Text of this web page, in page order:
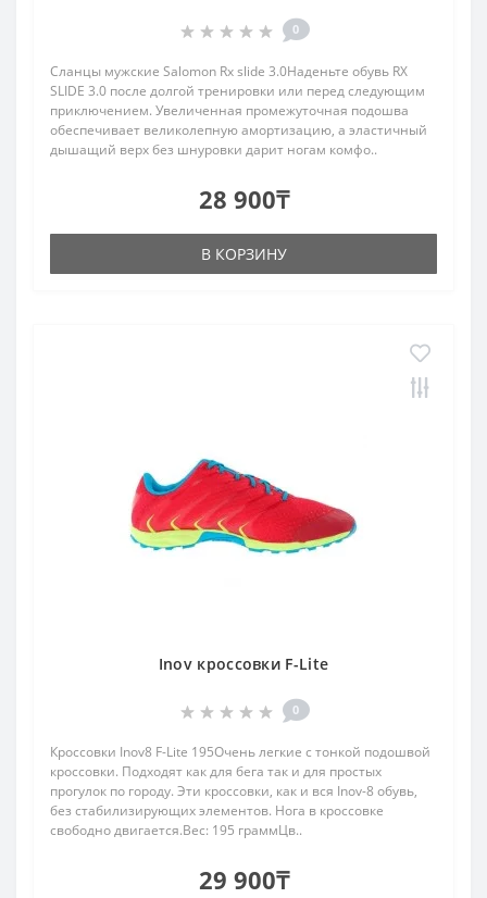
0
Сланцы мужские Salomon Rx slide 3.0Наденьте обувь RX
SLIDE 3.0 после долгой тренировки или перед следующим
приключением. Увеличенная промежуточная подошва
обеспечивает великолепную амортизацию, а эластичный
дышащий верх без шнуровки дарит ногам комфо..
28 900₸
В КОРЗИНУ
Inov кроссовки F-Lite
0
Кроссовки Inov8 F-Lite 195Очень легкие с тонкой подошвой
кроссовки. Подходят как для бега так и для простых
прогулок по городу. Эти кроссовки, как и вся Inov-8 обувь,
без стабилизирующих элементов. Нога в кроссовке
свободно двигается.Вес: 195 граммЦв..
29 900₸